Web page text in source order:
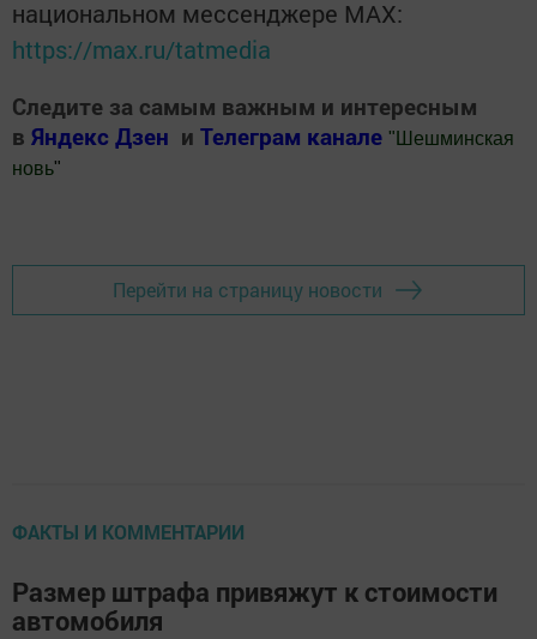
национальном мессенджере MАХ:
https://max.ru/tatmedia
Следите за самым важным и интересным
в Яндекс Дзен и Телеграм канале " Шешминская
новь"
Перейти на страницу новости
ФАКТЫ И КОММЕНТАРИИ
Размер штрафа привяжут к стоимости
автомобиля